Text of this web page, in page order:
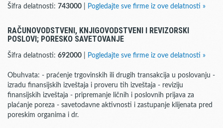
Šifra delatnosti: 743000 Pogledajte sve firme iz ove delatnosti »
RAČUNOVODSTVENI, KNJIGOVODSTVENI I REVIZORSKI
POSLOVI; PORESKO SAVETOVANJE
Šifra delatnosti: 692000 Pogledajte sve firme iz ove delatnosti »
Obuhvata: - praćenje trgovinskih ili drugih transakcija u poslovanju -
izradu finansijskih izveštaja i proveru tih izveštaja - reviziju
finansijskih izveštaja - pripremanje ličnih i poslovnih prijava za
plaćanje poreza - savetodavne aktivnosti i zastupanje klijenata pred
poreskim organima i dr.